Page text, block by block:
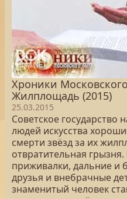
Хроники
Жилплощадь (2015)
25.03.2015
Советское государство
людей искусства
смерти звёзд за их
отвратительная
приживалки, дальние и
друзья и внебрачные
знаменитый человек